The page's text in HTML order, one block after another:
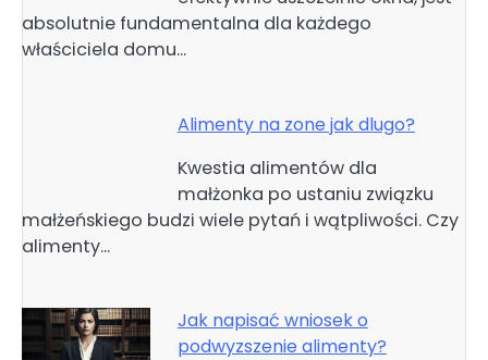
absolutnie fundamentalna dla każdego
właściciela domu…
Alimenty na zone jak dlugo?
Kwestia alimentów dla
małżonka po ustaniu związku
małżeńskiego budzi wiele pytań i wątpliwości. Czy
alimenty…
Jak napisać wniosek o
podwyzszenie alimenty?